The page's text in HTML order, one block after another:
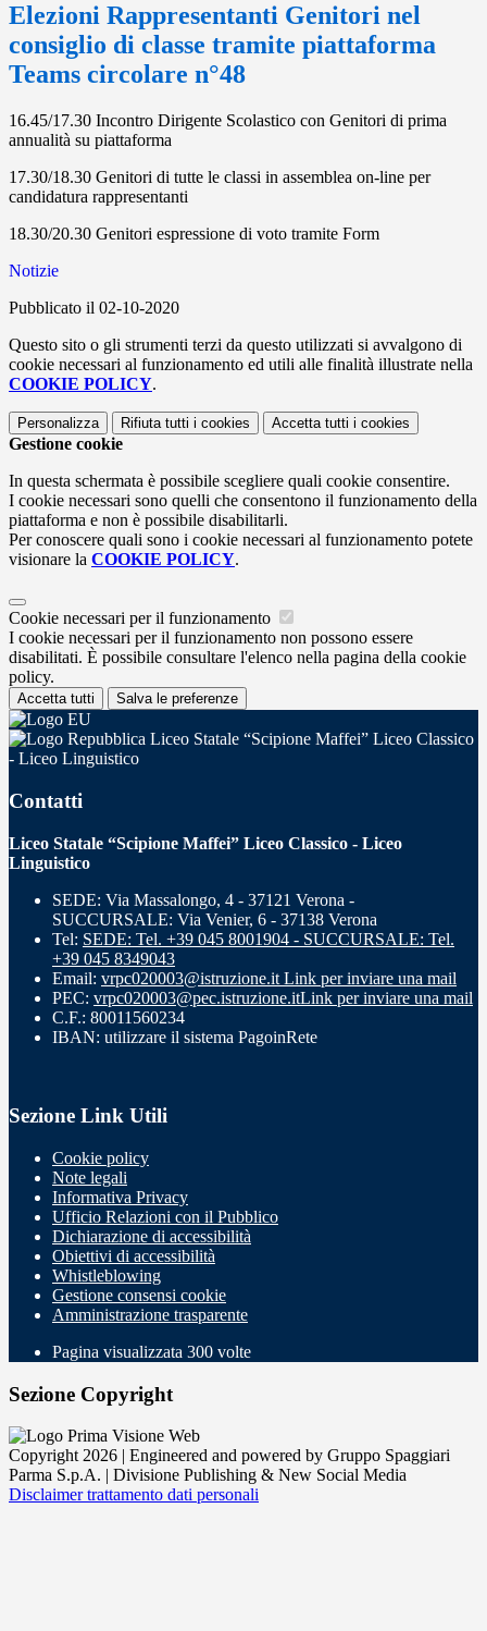
Elezioni Rappresentanti Genitori nel
consiglio di classe tramite piattaforma
Teams circolare n°48
16.45/17.30 Incontro Dirigente Scolastico con Genitori di prima
annualità su piattaforma
17.30/18.30 Genitori di tutte le classi in assemblea on-line per
candidatura rappresentanti
18.30/20.30 Genitori espressione di voto tramite Form
Notizie
Pubblicato il 02-10-2020
Questo sito o gli strumenti terzi da questo utilizzati si avvalgono di
cookie necessari al funzionamento ed utili alle finalità illustrate nella
COOKIE POLICY.
Personalizza Rifiuta tutti i cookies Accetta tutti i cookies
Gestione cookie
In questa schermata è possibile scegliere quali cookie consentire.
I cookie necessari sono quelli che consentono il funzionamento della
piattaforma e non è possibile disabilitarli.
Per conoscere quali sono i cookie necessari al funzionamento potete
visionare la COOKIE POLICY.
Cookie necessari per il funzionamento
I cookie necessari per il funzionamento non possono essere
disabilitati. È possibile consultare l'elenco nella pagina della cookie
policy.
Accetta tutti Salva le preferenze
Liceo Statale “Scipione Maffei” Liceo Classico
- Liceo Linguistico
Contatti
Liceo Statale “Scipione Maffei” Liceo Classico - Liceo
Linguistico
SEDE: Via Massalongo, 4 - 37121 Verona -
SUCCURSALE: Via Venier, 6 - 37138 Verona
Tel: SEDE: Tel. +39 045 8001904 - SUCCURSALE: Tel.
+39 045 8349043
Email: vrpc020003@istruzione.it Link per inviare una mail
PEC: vrpc020003@pec.istruzione.itLink per inviare una mail
C.F.: 80011560234
IBAN: utilizzare il sistema PagoinRete
Sezione Link Utili
Cookie policy
Note legali
Informativa Privacy
Ufficio Relazioni con il Pubblico
Dichiarazione di accessibilità
Obiettivi di accessibilità
Whistleblowing
Gestione consensi cookie
Amministrazione trasparente
Pagina visualizzata 300 volte
Sezione Copyright
Copyright 2026 | Engineered and powered by Gruppo Spaggiari
Parma S.p.A. | Divisione Publishing & New Social Media
Disclaimer trattamento dati personali